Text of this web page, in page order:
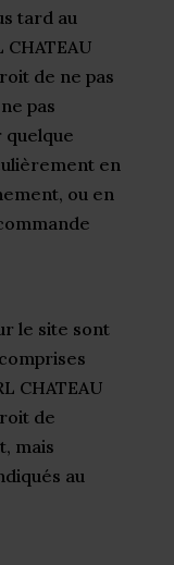
tard au
de ne pas
pas
en
ou en
le site sont
CHATEAU
de
mais
au